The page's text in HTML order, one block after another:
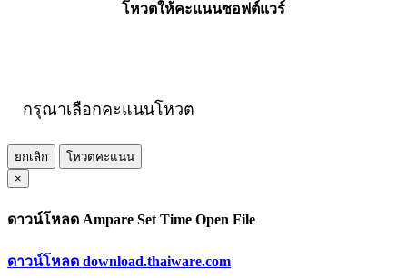
โหวตให้คะแนนซอฟต์แวร์
กรุณาเลือกคะแนนโหวต
ยกเลิก
โหวตคะแนน
×
ดาวน์โหลด Ampare Set Time Open File
ดาวน์โหลด download.thaiware.com